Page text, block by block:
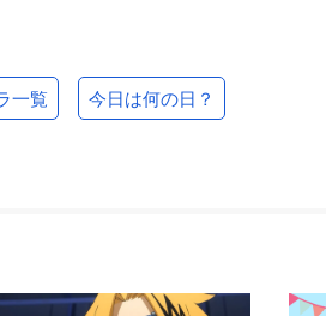
一覧 今日は何の日？